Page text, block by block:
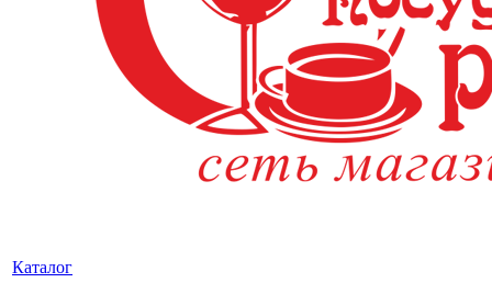
Каталог